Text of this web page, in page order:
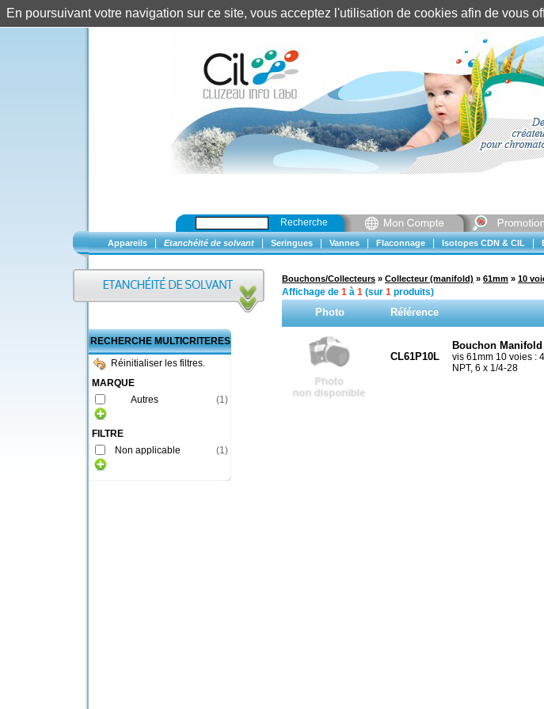
Recherche
Appareils Etanchéité de solvant Seringues Vannes Flaconnage Isotopes CDN & CIL
RECHERCHE MULTICRITERES
Réinitialiser les filtres.
MARQUE
Autres
(1)
FILTRE
Non applicable
(1)
Bouchons/Collecteurs » Collecteur (manifold) » 61mm » 10
Affichage de 1 à 1 (sur 1 produits)
Photo Référence
CL61P10L
Bouchon
vis 61mm 10 voies :
NPT, 6 x 1/4-28
En poursuivant votre navigation sur ce site, vous acceptez l'utilisation de cookies afin de